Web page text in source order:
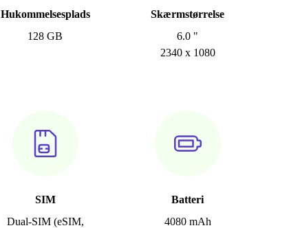
Hukommelsesplads
128 GB
Skærmstørrelse
6.0 "
2340 x 1080
SIM
Dual-SIM (eSIM,
Batteri
4080 mAh